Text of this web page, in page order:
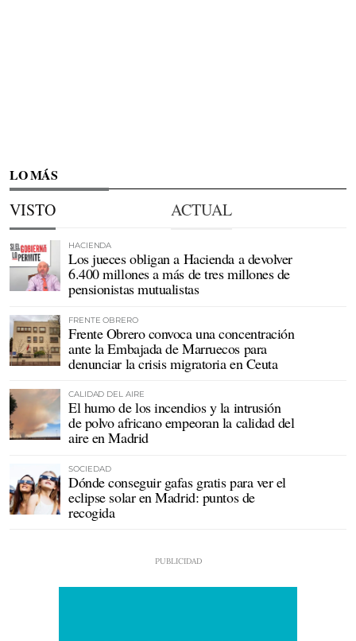
LO MÁS
VISTO ACTUAL
HACIENDA
Los jueces obligan a Hacienda a devolver
6.400 millones a más de tres millones de
pensionistas mutualistas
FRENTE OBRERO
Frente Obrero convoca una concentración
ante la Embajada de Marruecos para
denunciar la crisis migratoria en Ceuta
CALIDAD DEL AIRE
El humo de los incendios y la intrusión
de polvo africano empeoran la calidad del
aire en Madrid
SOCIEDAD
Dónde conseguir gafas gratis para ver el
eclipse solar en Madrid: puntos de
recogida